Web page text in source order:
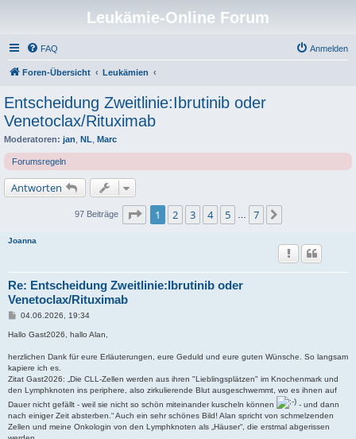
Leukämie-Online Forum
FAQ Anmelden
Foren-Übersicht Leukämien
Entscheidung Zweitlinie:Ibrutinib oder
Venetoclax/Rituximab
Moderatoren: jan NL Marc
Forumsregeln
Antworten
97 Beiträge Seite von
1 2 3 4 5 7
Joanna
Re: Entscheidung Zweitlinie:Ibrutinib oder
Venetoclax/Rituximab
B
i
a
g
04.06.2026, 19:34
Hallo Gast2026, hallo Alan,
herzlichen Dank für eure Erläuterungen, eure Geduld und eure guten Wünsche. So langsam
kapiere ich es.
Zitat Gast2026: „Die CLL-Zellen werden aus ihren "Lieblingsplätzen" im Knochenmark und
den Lymphknoten ins periphere, also zirkulierende Blut ausgeschwemmt, wo es ihnen auf
Dauer nicht gefällt - weil sie nicht so schön miteinander kuscheln können
- und dann
nach einiger Zeit absterben.“ Auch ein sehr schönes Bild! Alan spricht von schmelzenden
Zellen und meine Onkologin von den Lymphknoten als „Häuser“, die erstmal abgerissen